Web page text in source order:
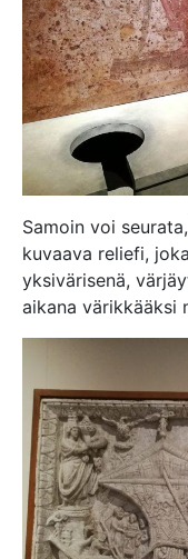
Samoin voi
kuvaava reliefi,
yksivärisenä,
aikana värikkääksi